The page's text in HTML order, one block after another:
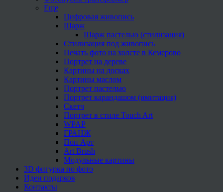
Еще
Цифровая живопись
Шарж
Шарж пастелью (стилизация)
Стилизация под живопись
Печать фото на холсте в Кемерово
Портрет на дереве
Картины на досках
Картины маслом
Портрет пастелью
Портрет карандашом (имитация)
Скетч
Портрет в стиле Touch Art
WPAP
ГРАНЖ
Поп Арт
Art Brush
Модульные картины
3D фигурка по фото
Идеи подарков
Контакты